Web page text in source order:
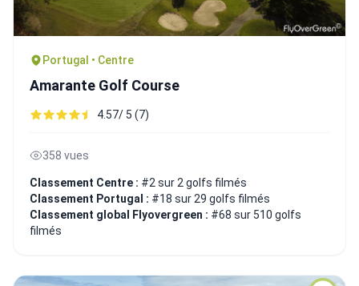
Portugal • Centre
Amarante Golf Course
4.57/ 5 (7)
358 vues
Classement Centre : #2 sur 2 golfs filmés
Classement Portugal : #18 sur 29 golfs filmés
Classement global Flyovergreen : #68 sur 510 golfs
filmés